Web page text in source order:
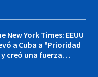
New York Times: EEUU
a Cuba a "Prioridad